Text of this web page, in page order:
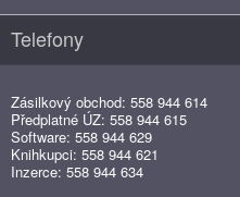
Telefony
Zásilkový obchod: 558 944 614
Předplatné ÚZ: 558 944 615
Software: 558 944 629
Knihkupci: 558 944 621
Inzerce: 558 944 634